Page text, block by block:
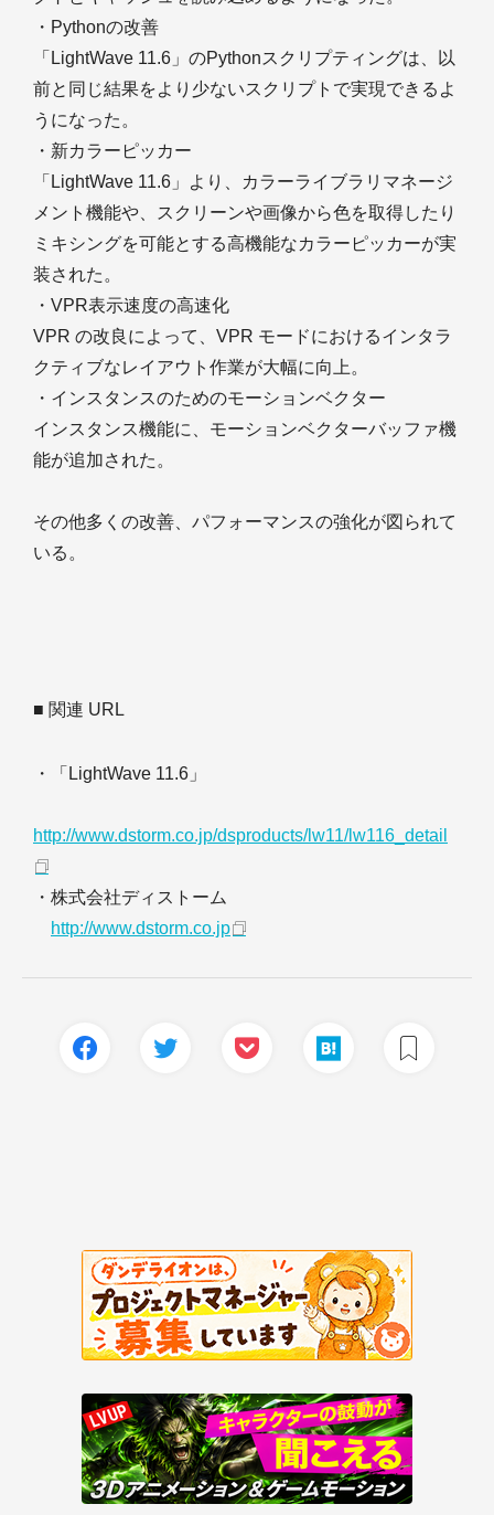
・Pythonの改善
「LightWave 11.6」のPythonスクリプティングは、以
前と同じ結果をより少ないスクリプトで実現できるよ
うになった。
・新カラーピッカー
「LightWave 11.6」より、カラーライブラリマネージ
メント機能や、スクリーンや画像から色を取得したり
ミキシングを可能とする高機能なカラーピッカーが実
装された。
・VPR表示速度の高速化
VPR の改良によって、VPR モードにおけるインタラ
クティブなレイアウト作業が大幅に向上。
・インスタンスのためのモーションベクター
インスタンス機能に、モーションベクターバッファ機
能が追加された。
その他多くの改善、パフォーマンスの強化が図られて
いる。
■ 関連 URL
・「LightWave 11.6」
http://www.dstorm.co.jp/dsproducts/lw11/lw116_detail
・株式会社ディストーム
http://www.dstorm.co.jp